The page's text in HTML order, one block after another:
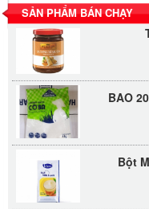
SẢN PHẨM BÁN CHẠY
BAO
Bột